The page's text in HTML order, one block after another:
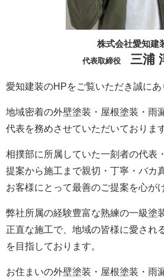
株式会社愛知建
代表取締役 三浦
愛知建装のHPをご覧いただき誠にあ
地域密着の外壁塗装・屋根塗装・雨
代表を務めさせていただいておりま
相撲部に所属していた一刻者の代表
提案から施工まで親切・丁寧・バカ
お客様にとって最善のご提案を心が
弊社所属の経験豊富な熟練の一級塗
正直な施工で、地域の皆様に愛され
を目指しております。
お住まいの外壁塗装・屋根塗装・雨